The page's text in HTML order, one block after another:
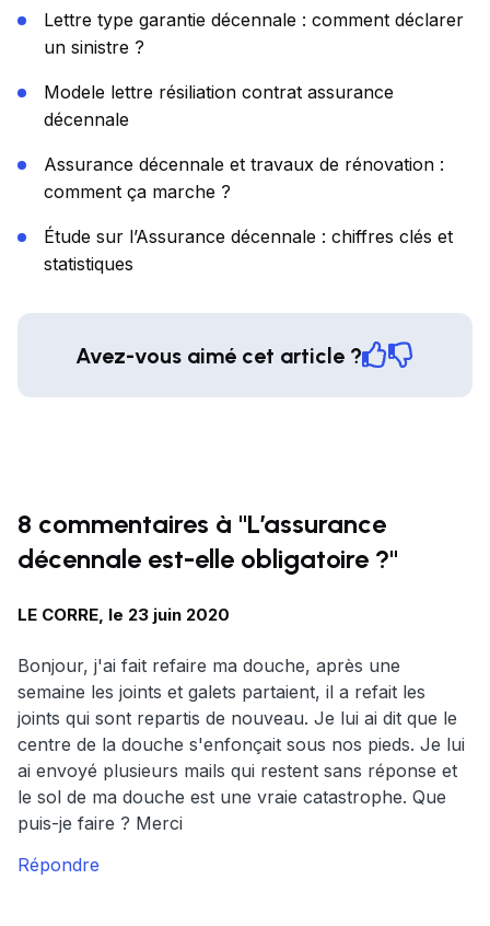
Lettre type garantie décennale : comment déclarer
un sinistre ?
Modele lettre résiliation contrat assurance
décennale
Assurance décennale et travaux de rénovation :
comment ça marche ?
Étude sur l’Assurance décennale : chiffres clés et
statistiques
Avez-vous aimé cet article ?
8 commentaires à "L’assurance
décennale est-elle obligatoire ?"
LE CORRE, le 23 juin 2020
Bonjour, j'ai fait refaire ma douche, après une
semaine les joints et galets partaient, il a refait les
joints qui sont repartis de nouveau. Je lui ai dit que le
centre de la douche s'enfonçait sous nos pieds. Je lui
ai envoyé plusieurs mails qui restent sans réponse et
le sol de ma douche est une vraie catastrophe. Que
puis-je faire ? Merci
Répondre